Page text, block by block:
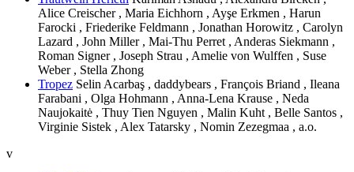
Alice Creischer , Maria Eichhorn , Ayşe Erkmen , Harun
Farocki , Friederike Feldmann , Jonathan Horowitz , Carolyn
Lazard , John Miller , Mai-Thu Perret , Anderas Siekmann ,
Roman Signer , Joseph Strau , Amelie von Wulffen , Suse
Weber , Stella Zhong
Tropez Selin Acarbaş , daddybears , François Briand , Ileana
Farabani , Olga Hohmann , Anna-Lena Krause , Neda
Naujokaitė , Thuy Tien Nguyen , Malin Kuht , Belle Santos ,
Virginie Sistek , Alex Tatarsky , Nomin Zezegmaa , a.o.
v